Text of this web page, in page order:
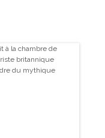
à la chambre de
britannique
du mythique